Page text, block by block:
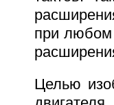
при любом
Целью